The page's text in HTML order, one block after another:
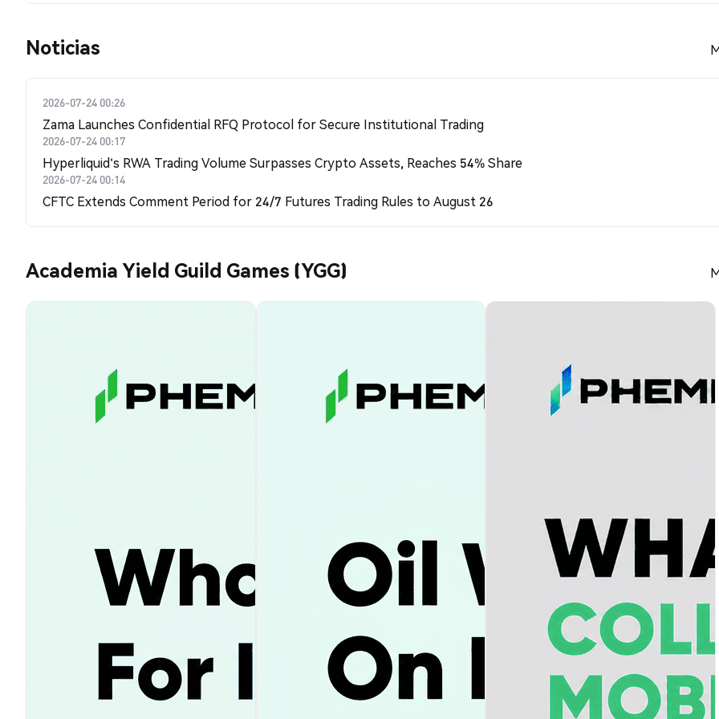
Noticias
2026-07-24 00:26
Zama Launches Confidential RFQ Protocol for Secure Institutional Trading
2026-07-24 00:17
Hyperliquid's RWA Trading Volume Surpasses Crypto Assets, Reaches 54% Share
2026-07-24 00:14
CFTC Extends Comment Period for 24/7 Futures Trading Rules to August 26
Academia Yield Guild Games (YGG)